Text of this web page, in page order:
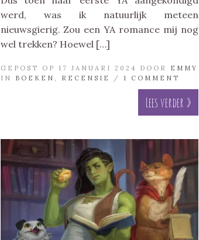
werd, was ik natuurlijk meteen
nieuwsgierig. Zou een YA romance mij nog
wel trekken? Hoewel […]
GEPOST OP 17 JANUARI 2024 DOOR
EMMY
IN
BOEKEN , RECENSIE / 1 COMMENT
Lees verder »